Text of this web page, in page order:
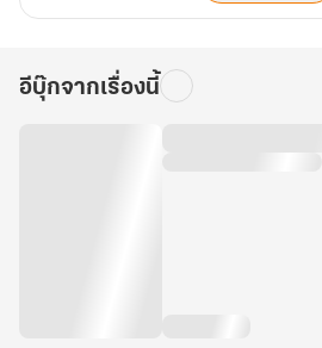
อีบุ๊กจากเรื่องนี้